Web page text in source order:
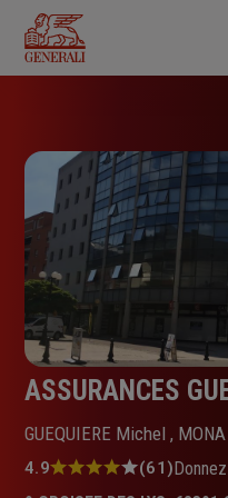
contenu
principal
ASSURANCES
GUEQUIERE Michel ,
Note
4.9 (61)